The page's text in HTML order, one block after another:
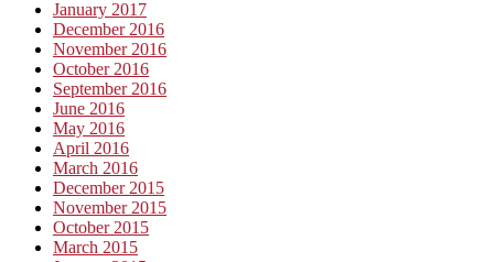
January 2017
December 2016
November 2016
October 2016
September 2016
June 2016
May 2016
April 2016
March 2016
December 2015
November 2015
October 2015
March 2015